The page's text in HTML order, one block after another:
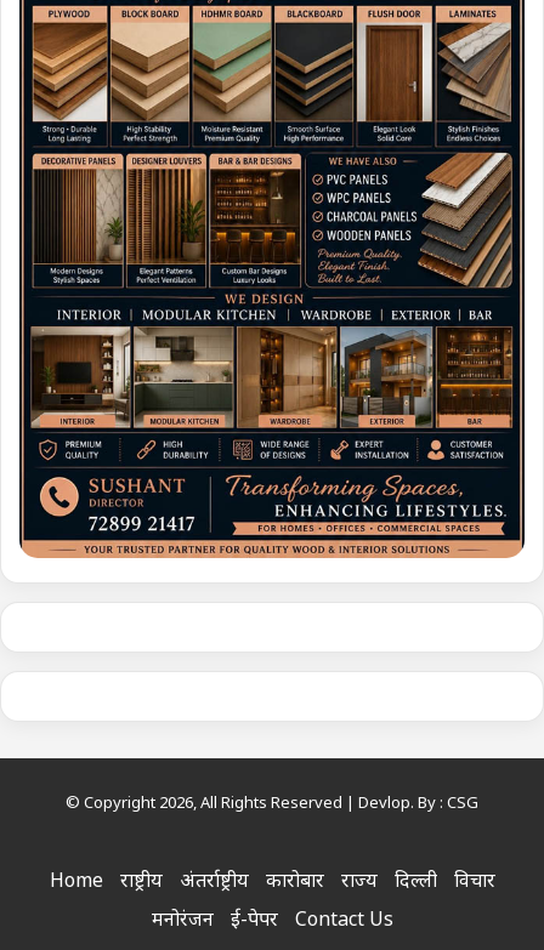
© Copyright 2026, All Rights Reserved | Devlop. By : CSG
Home राष्ट्रीय अंतर्राष्ट्रीय कारोबार राज्य दिल्ली
विचार
मनोरंजन
ई-पेपर Contact Us